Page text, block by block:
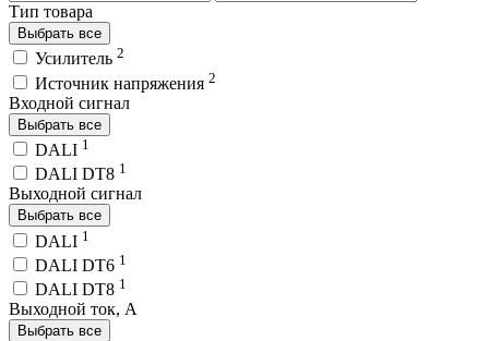
Тип товара
Выбрать все
Усилитель 2
Источник напряжения 2
Входной сигнал
Выбрать все
DALI 1
DALI DT8 1
Выходной сигнал
Выбрать все
DALI 1
DALI DT6 1
DALI DT8 1
Выходной ток, A
Выбрать все